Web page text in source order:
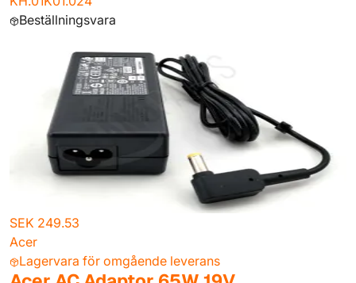
Beställningsvara
SEK 249.53
Acer
Lagervara för omgående leverans